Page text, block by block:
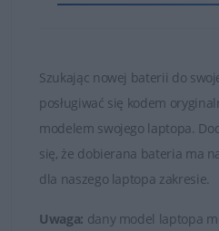
i bezawaryjnie.
są bardzo słabej jakości!
Baterie, które znajduje się w
oryginalnymi częściami
zamiennikami takich firm jak
Whitenergy. Tylko markowe
najwyższe standardy jakości i
Szukając nowej baterii do
posługiwać się kodem
modelem swojego laptopa.
się, że dobierana bateria ma
dla naszego laptopa zakresie.
Uwaga: dany model laptopa